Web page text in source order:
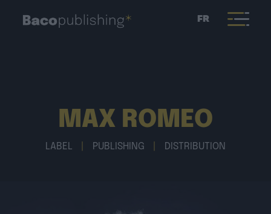
FR
MAX ROMEO
LABEL PUBLISHING DISTRIBUTION